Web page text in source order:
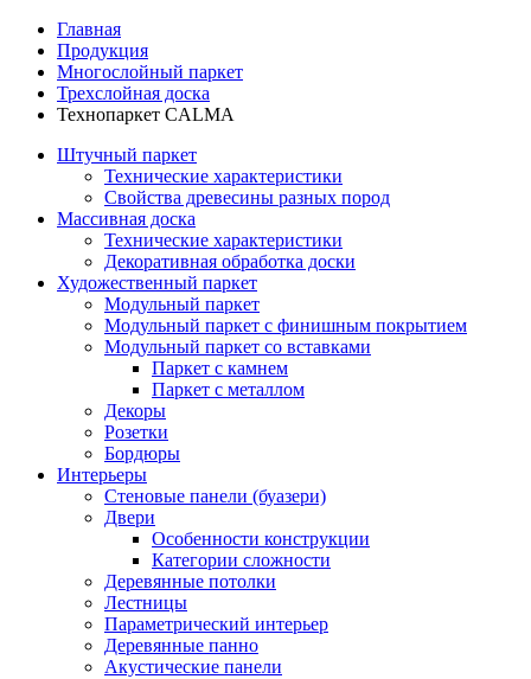
Главная
Продукция
Многослойный паркет
Трехслойная доска
Технопаркет CALMA
Штучный паркет
Технические характеристики
Свойства древесины разных пород
Массивная доска
Технические характеристики
Декоративная обработка доски
Художественный паркет
Модульный паркет
Модульный паркет с финишным покрытием
Модульный паркет со вставками
Паркет с камнем
Паркет с металлом
Декоры
Розетки
Бордюры
Интерьеры
Стеновые панели (буазери)
Двери
Особенности конструкции
Категории сложности
Деревянные потолки
Лестницы
Параметрический интерьер
Деревянные панно
Акустические панели